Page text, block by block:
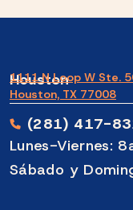
Houston
1111 N Loop W Ste.
Houston, TX 77008
(281) 417-
Lunes-Viernes:
Sábado y